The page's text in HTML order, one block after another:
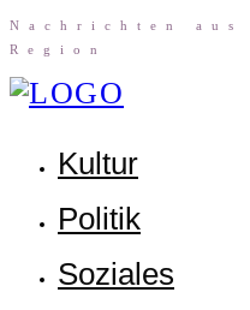
Nach­rich­ten aus
Region
Kul­tur
Poli­tik
Sozia­les